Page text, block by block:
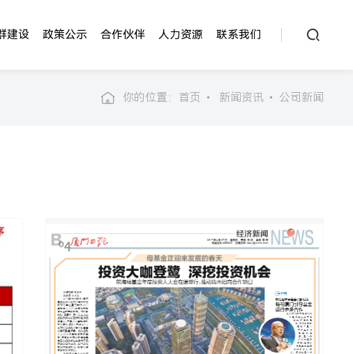
建设 政策公示 合作伙伴 人力资源 联系我们
你的位置： 首页 新闻资讯 公司新闻